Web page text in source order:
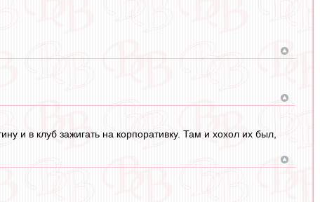
и в клуб зажигать на корпоративку. Там и хохол их был,